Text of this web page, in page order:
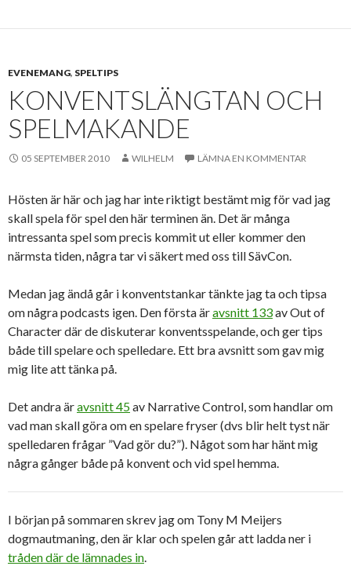
EVENEMANG, SPELTIPS
KONVENTSLÄNGTAN OCH
SPELMAKANDE
05 SEPTEMBER 2010 WILHELM LÄMNA EN KOMMENTAR
Hösten är här och jag har inte riktigt bestämt mig för vad jag
skall spela för spel den här terminen än. Det är många
intressanta spel som precis kommit ut eller kommer den
närmsta tiden, några tar vi säkert med oss till SävCon.
Medan jag ändå går i konventstankar tänkte jag ta och tipsa
om några podcasts igen. Den första äravsnitt 133av Out of
Character där de diskuterar konventsspelande, och ger tips
både till spelare och spelledare. Ett bra avsnitt som gav mig
mig lite att tänka på.
Det andra äravsnitt 45av Narrative Control, som handlar om
vad man skall göra om en spelare fryser (dvs blir helt tyst när
spelledaren frågar ”Vad gör du?”). Något som har hänt mig
några gånger både på konvent och vid spel hemma.
I början på sommaren skrev jag om Tony M Meijers
dogmautmaning, den är klar och spelen går att ladda ner i
tråden där de lämnades in.